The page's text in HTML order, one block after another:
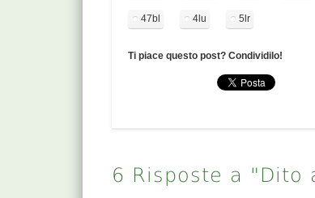
47bl 4lu 5lr
Ti piace questo post? Condividilo!
6 Risposte a "Dito